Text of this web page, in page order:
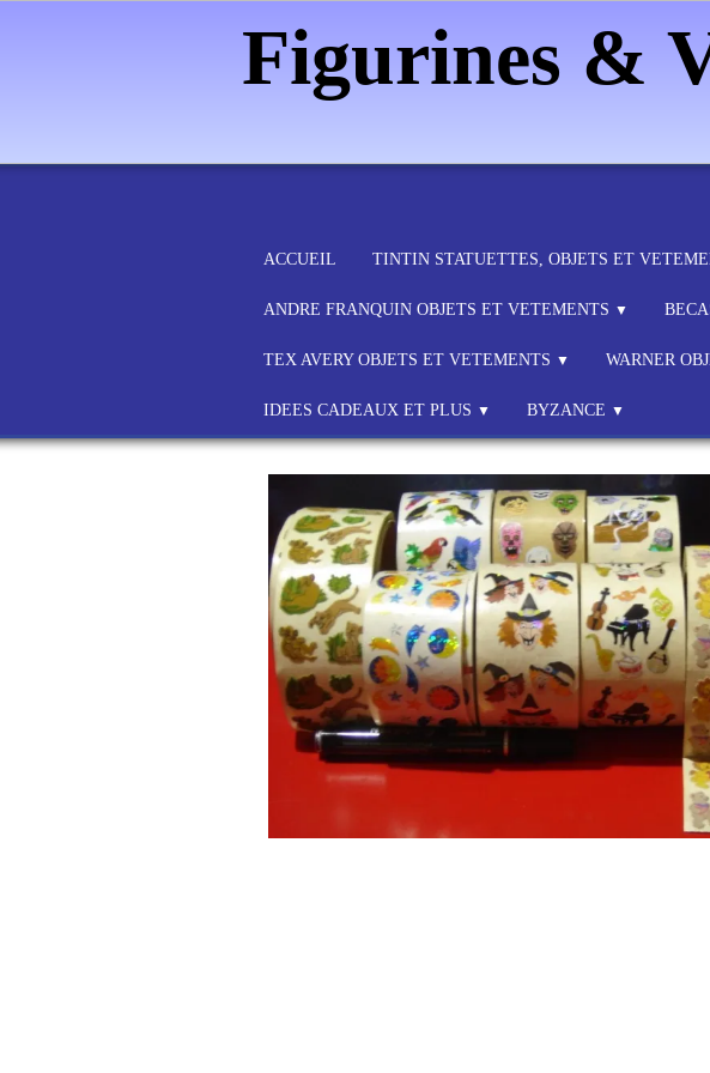
Figurines &
ACCUEIL TINTIN STATUETTES, OBJETS ET
ANDRE FRANQUIN OBJETS ET VETEMENTS ▼
TEX AVERY OBJETS ET VETEMENTS ▼ WARNER
IDEES CADEAUX ET PLUS ▼ BYZANCE ▼